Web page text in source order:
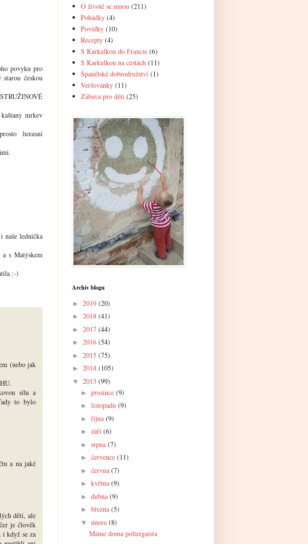
povyku pro
českou
mrkev
luxusní
naše lednička
s Matýskem
:-)
(nebo jak
sílu a
to bylo
a na jaké
dětí, ale
je člověk
i když se za
O životě se mnou (211)
Pohádky (4)
Povídky (10)
Recepty (4)
S Karkulkou do Francie (6)
S Karkulkou na cestách (11)
Španělské dobrodružství (1)
Veršovánky (11)
Zábava pro děti (25)
Archiv blogu
► 2019 (20)
► 2018 (41)
► 2017 (44)
► 2016 (54)
► 2015 (75)
► 2014 (105)
▼ 2013 (99)
► prosince (9)
► listopadu (9)
► října (9)
► září (6)
► srpna (7)
► července (11)
► června (7)
► května (9)
► dubna (9)
► března (5)
▼ února (8)
Máme doma poltergaista